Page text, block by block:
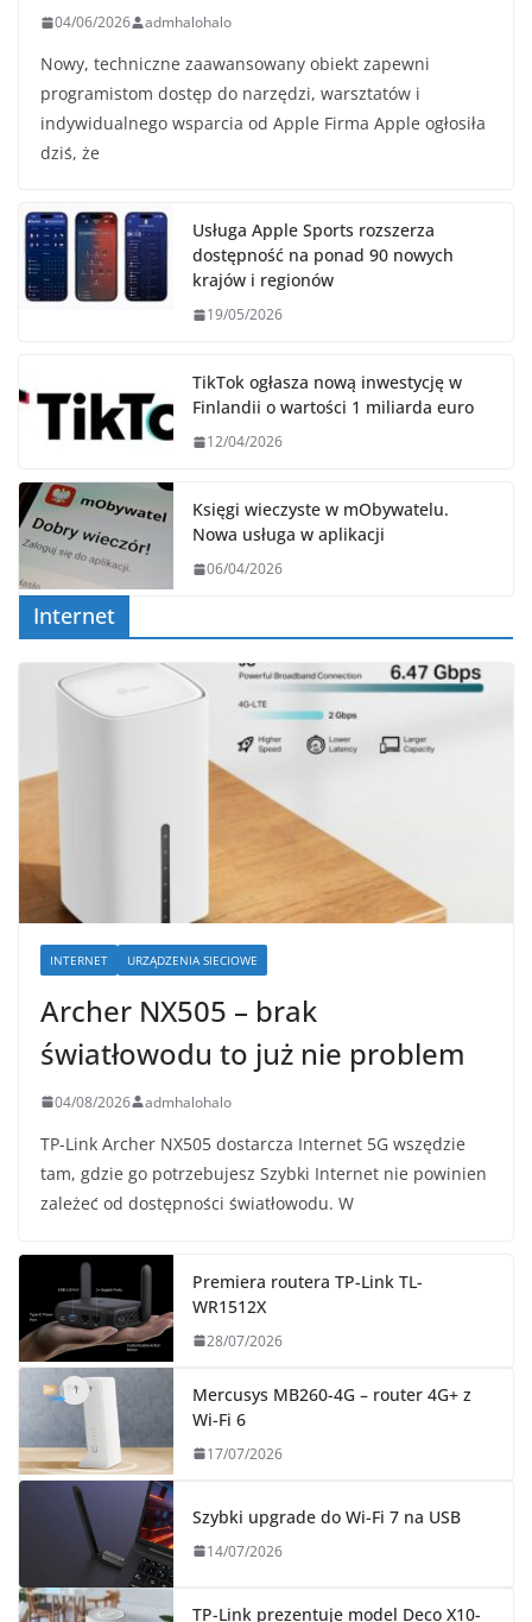
04/06/2026 admhalohalo
Nowy, techniczne zaawansowany obiekt zapewni
programistom dostęp do narzędzi, warsztatów i
indywidualnego wsparcia od Apple Firma Apple ogłosiła
dziś, że
Usługa Apple Sports rozszerza
dostępność na ponad 90 nowych
krajów i regionów
19/05/2026
TikTok ogłasza nową inwestycję w
Finlandii o wartości 1 miliarda euro
12/04/2026
Księgi wieczyste w mObywatelu.
Nowa usługa w aplikacji
06/04/2026
Internet
INTERNET URZĄDZENIA SIECIOWE
Archer NX505 – brak
światłowodu to już nie problem
04/08/2026 admhalohalo
TP-Link Archer NX505 dostarcza Internet 5G wszędzie
tam, gdzie go potrzebujesz Szybki Internet nie powinien
zależeć od dostępności światłowodu. W
Premiera routera TP-Link TL-
WR1512X
28/07/2026
Mercusys MB260-4G – router 4G+ z
Wi-Fi 6
17/07/2026
Szybki upgrade do Wi-Fi 7 na USB
14/07/2026
TP-Link prezentuje model Deco X10-